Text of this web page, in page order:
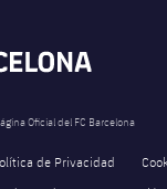
Oficial del FC Barcelona
de Privacidad